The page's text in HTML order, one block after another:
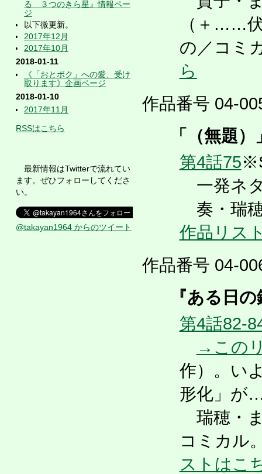
る ３つのきら星』情報ペー
ジ
以下微更新。
2017年12月
2017年10月
2018-01-11
《「おとボク」への愛、受け
取ります》企画ページ
2018-01-10
2017年11月
RSSはこちら
最新情報はTwitterで流れてい
ます。ぜひフォローしてくださ
い。
@takayan1964 からのツイート
（＋……
の／コミ
ら
作品番号 04-
「（無題）
第4話75
一発ネ
奏・瑞
作品リス
作品番号 04-
『ある日
第4話82-
→この
作）。い
形化」が
瑞穂・
コミカル
ストはこ